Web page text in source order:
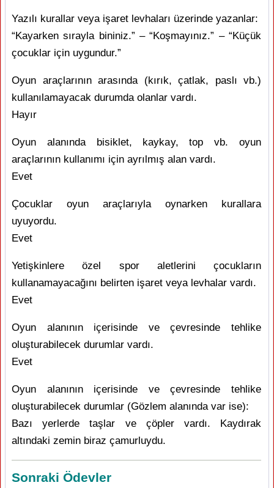
Yazılı kurallar veya işaret levhaları üzerinde yazanlar:
“Kayarken sırayla bininiz.” – “Koşmayınız.” – “Küçük
çocuklar için uygundur.”
Oyun araçlarının arasında (kırık, çatlak, paslı vb.)
kullanılamayacak durumda olanlar vardı.
Hayır
Oyun alanında bisiklet, kaykay, top vb. oyun
araçlarının kullanımı için ayrılmış alan vardı.
Evet
Çocuklar oyun araçlarıyla oynarken kurallara
uyuyordu.
Evet
Yetişkinlere özel spor aletlerini çocukların
kullanamayacağını belirten işaret veya levhalar vardı.
Evet
Oyun alanının içerisinde ve çevresinde tehlike
oluşturabilecek durumlar vardı.
Evet
Oyun alanının içerisinde ve çevresinde tehlike
oluşturabilecek durumlar (Gözlem alanında var ise):
Bazı yerlerde taşlar ve çöpler vardı. Kaydırak
altındaki zemin biraz çamurluydu.
Sonraki Ödevler